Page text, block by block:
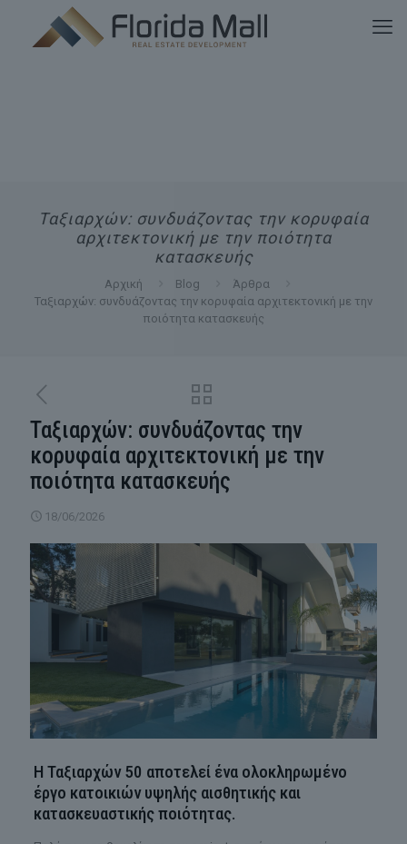
Ταξιαρχών: συνδυάζοντας την κορυφαία
αρχιτεκτονική με την ποιότητα
κατασκευής
Αρχική Blog
Άρθρα
Ταξιαρχών: συνδυάζοντας την κορυφαία αρχιτεκτονική με την
ποιότητα κατασκευής
Ταξιαρχών: συνδυάζοντας την
κορυφαία αρχιτεκτονική με την
ποιότητα κατασκευής
18/06/2026
Η Ταξιαρχών 50 αποτελεί ένα ολοκληρωμένο
έργο κατοικιών υψηλής αισθητικής και
κατασκευαστικής ποιότητας.